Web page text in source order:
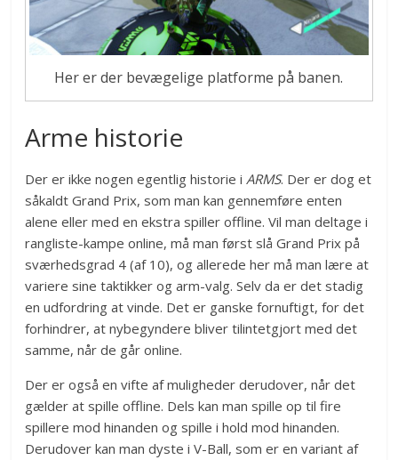
Her er der bevægelige platforme på banen.
Arme historie
Der er ikke nogen egentlig historie iARMS. Der er dog et
såkaldt Grand Prix, som man kan gennemføre enten
alene eller med en ekstra spiller offline. Vil man deltage i
rangliste-kampe online, må man først slå Grand Prix på
sværhedsgrad 4 (af 10), og allerede her må man lære at
variere sine taktikker og arm-valg. Selv da er det stadig
en udfordring at vinde. Det er ganske fornuftigt, for det
forhindrer, at nybegyndere bliver tilintetgjort med det
samme, når de går online.
Der er også en vifte af muligheder derudover, når det
gælder at spille offline. Dels kan man spille op til fire
spillere mod hinanden og spille i hold mod hinanden.
Derudover kan man dyste i V-Ball, som er en variant af